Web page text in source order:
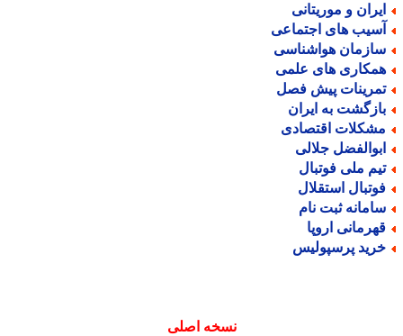
و موریتانی
های اجتماعی
هواشناسی
های علمی
پیش فصل
به ایران
اقتصادی
جلالی
ملی فوتبال
استقلال
ثبت نام
اروپا
پرسپولیس
نسخه اصلی